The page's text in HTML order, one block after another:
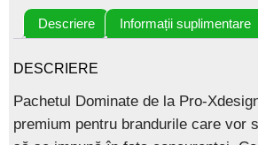
Descriere Informații suplimentare
DESCRIERE
Pachetul Dominate de la Pro-
premium pentru brandurile care vor